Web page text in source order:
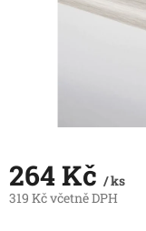
264 Kč / ks
319 Kč včetně DPH